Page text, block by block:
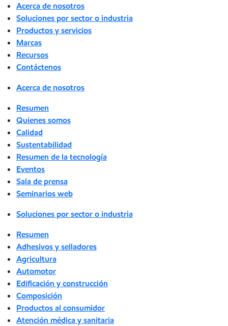
Acerca de nosotros
Soluciones por sector o industria
Productos y servicios
Marcas
Recursos
Contáctenos
Acerca de nosotros
Resumen
Quienes somos
Calidad
Sustentabilidad
Resumen de la tecnología
Eventos
Sala de prensa
Seminarios web
Soluciones por sector o industria
Resumen
Adhesivos y selladores
Agricultura
Automotor
Edificación y construcción
Composición
Productos al consumidor
Atención médica y sanitaria